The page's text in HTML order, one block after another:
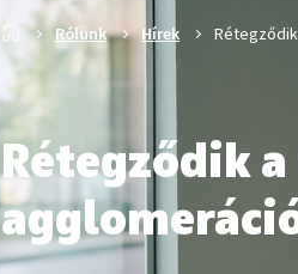
FőoldalRólunk Hírek
Rétegződik